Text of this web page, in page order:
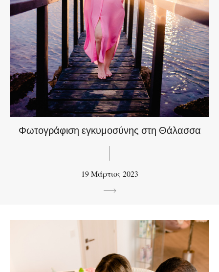
Φωτογράφιση εγκυμοσύνης στη Θάλασσα
19 Μάρτιος 2023